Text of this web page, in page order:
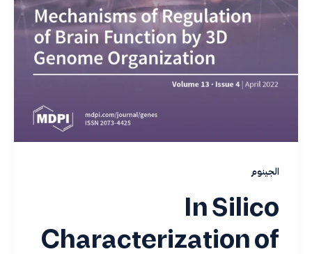
الجينوم
In Silico
Characterization of